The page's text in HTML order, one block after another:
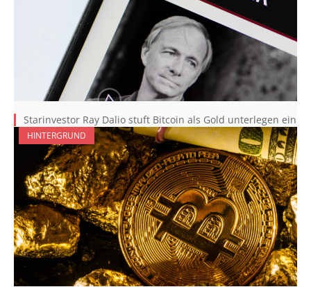
Starinvestor Ray Dalio stuft Bitcoin als Gold unterlegen ein
HINTERGRUND